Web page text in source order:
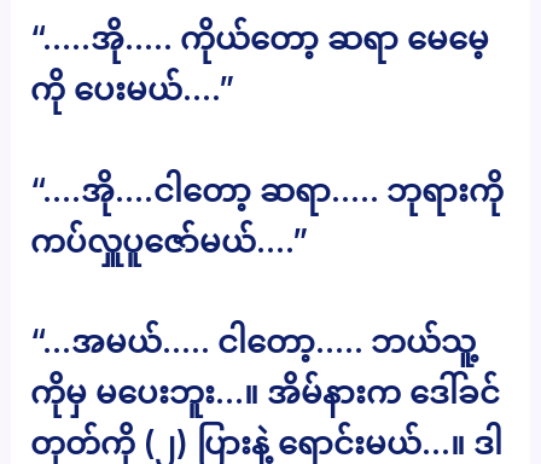
“…..အို….. ကိုယ်တော့ ဆရာ မေမေ့
ကို ပေးမယ်….”
“….အို….ငါတော့ ဆရာ….. ဘုရားကို
ကပ်လှူပူဇော်မယ်….”
“…အမယ်….. ငါတော့….. ဘယ်သူ့
ကိုမှ မပေးဘူး…။ အိမ်နားက ဒေါ်ခင်
တုတ်ကို (၂) ပြားနဲ့ ရောင်းမယ်…။ ဒါ